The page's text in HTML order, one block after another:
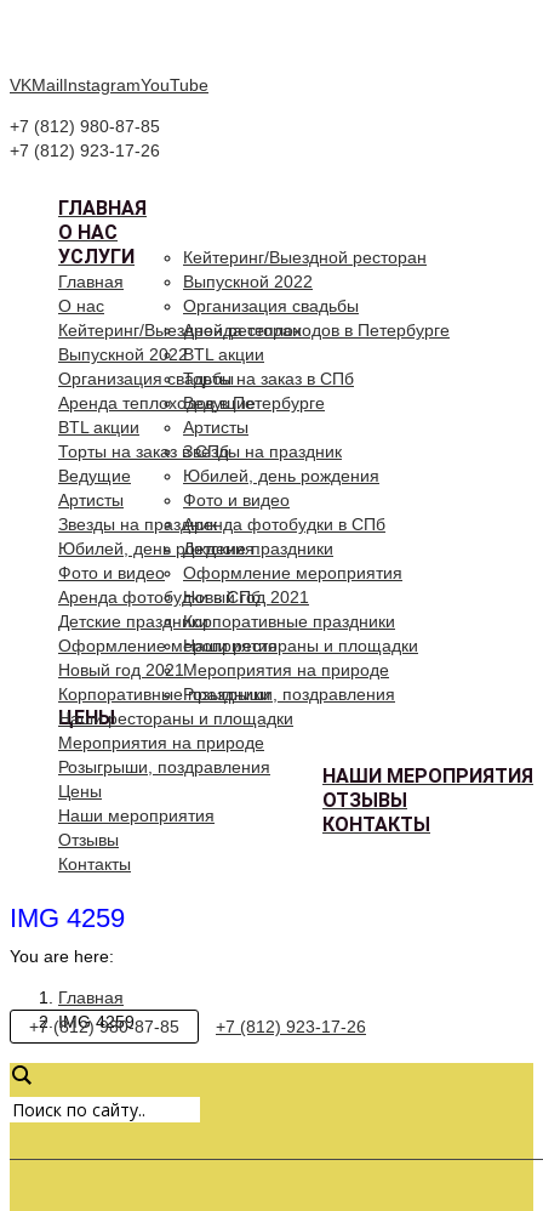
VKMailInstagramYouTube
+7 (812) 980-87-85
+7 (812) 923-17-26
ГЛАВНАЯ
О НАС
УСЛУГИ
Кейтеринг/Выездной ресторан
Выпускной 2022
Организация свадьбы
Аренда теплоходов в Петербурге
BTL акции
Торты на заказ в СПб
Ведущие
Артисты
Звезды на праздник
Юбилей, день рождения
Фото и видео
Аренда фотобудки в СПб
Детские праздники
Оформление мероприятия
Новый год 2021
Корпоративные праздники
Наши рестораны и площадки
Мероприятия на природе
Розыгрыши, поздравления
ЦЕНЫ
НАШИ МЕРОПРИЯТИЯ
ОТЗЫВЫ
КОНТАКТЫ
Главная
О нас
Кейтеринг/Выездной ресторан
Выпускной 2022
Организация свадьбы
Аренда теплоходов в Петербурге
BTL акции
Торты на заказ в СПб
Ведущие
Артисты
Звезды на праздник
Юбилей, день рождения
Фото и видео
Аренда фотобудки в СПб
Детские праздники
Оформление мероприятия
Новый год 2021
Корпоративные праздники
Наши рестораны и площадки
Мероприятия на природе
Розыгрыши, поздравления
Цены
Наши мероприятия
Отзывы
Контакты
IMG 4259
You are here:
Главная
IMG 4259
+7 (812) 980-87-85 +7 (812) 923-17-26